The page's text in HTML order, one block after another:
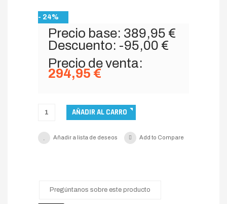
- 24%
Precio base: 389,95 €
Descuento: -95,00 €
Precio de venta:
294,95 €
Añadir a lista de deseos Add to Compare
Pregúntanos sobre este producto